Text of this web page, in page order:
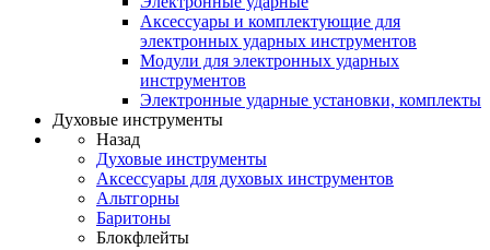
Аксессуары и комплектующие для
электронных ударных инструментов
Модули для электронных ударных
инструментов
Электронные ударные установки, комплекты
Духовые инструменты
Назад
Духовые инструменты
Аксессуары для духовых инструментов
Альтгорны
Баритоны
Блокфлейты